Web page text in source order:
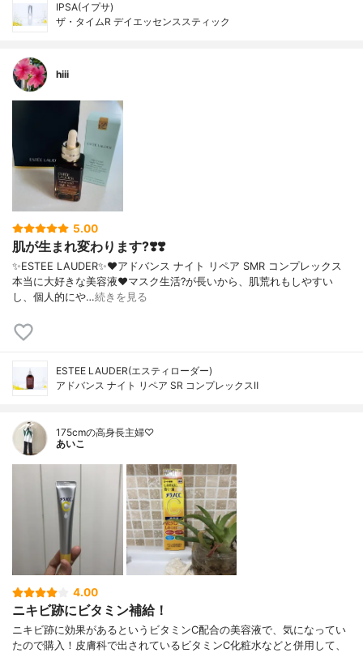
IPSA(イプサ)
ザ・タイムR デイエッセンススティック
hiii
5.00
肌が生まれ変わります?❣️❣️
✨ESTEE LAUDER✨❤︎アドバンス ナイト リペア SMR コンプレックス
本当に大好きな美容液❤️マスク生活?が長いから、肌荒れもしやすい
し、個人的にや…続きを見る
ESTEE LAUDER(エスティローダー)
アドバンス ナイト リペア SR コンプレックスⅡ
175cmの高身長主婦♡
あいこ
4.00
ニキビ跡にビタミン補給！
ニキビ跡に効果があるというビタミンC配合の美容液で、気になってい
たので購入！皮膚科で出されているビタミンC化粧水などと併用して、